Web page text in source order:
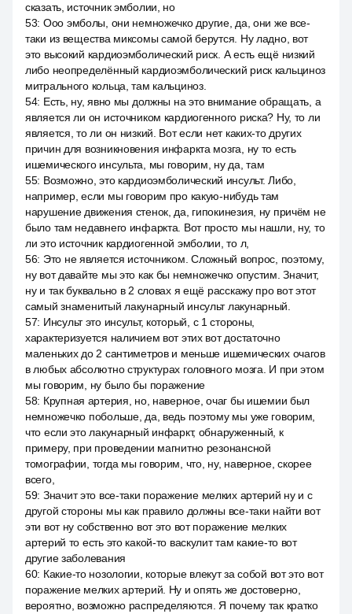
сказать, источник эмболии, но
53: Ооо эмболы, они немножечко другие, да, они же все-
таки из вещества миксомы самой берутся. Ну ладно, вот
это высокий кардиоэмболический риск. А есть ещё низкий
либо неопределённый кардиоэмболический риск кальциноз
митрального кольца, там кальциноз.
54: Есть, ну, явно мы должны на это внимание обращать, а
является ли он источником кардиогенного риска? Ну, то ли
является, то ли он низкий. Вот если нет каких-то других
причин для возникновения инфаркта мозга, ну то есть
ишемического инсульта, мы говорим, ну да, там
55: Возможно, это кардиоэмболический инсульт. Либо,
например, если мы говорим про какую-нибудь там
нарушение движения стенок, да, гипокинезия, ну причём не
было там недавнего инфаркта. Вот просто мы нашли, ну, то
ли это источник кардиогенной эмболии, то л,
56: Это не является источником. Сложный вопрос, поэтому,
ну вот давайте мы это как бы немножечко опустим. Значит,
ну и так буквально в 2 словах я ещё расскажу про вот этот
самый знаменитый лакунарный инсульт лакунарный.
57: Инсульт это инсульт, который, с 1 стороны,
характеризуется наличием вот этих вот достаточно
маленьких до 2 сантиметров и меньше ишемических очагов
в любых абсолютно структурах головного мозга. И при этом
мы говорим, ну было бы поражение
58: Крупная артерия, но, наверное, очаг бы ишемии был
немножечко побольше, да, ведь поэтому мы уже говорим,
что если это лакунарный инфаркт, обнаруженный, к
примеру, при проведении магнитно резонансной
томографии, тогда мы говорим, что, ну, наверное, скорее
всего,
59: Значит это все-таки поражение мелких артерий ну и с
другой стороны мы как правило должны все-таки найти вот
эти вот ну собственно вот это вот поражение мелких
артерий то есть это какой-то васкулит там какие-то вот
другие заболевания
60: Какие-то нозологии, которые влекут за собой вот это вот
поражение мелких артерий. Ну и опять же достоверно,
вероятно, возможно распределяются. Я почему так кратко